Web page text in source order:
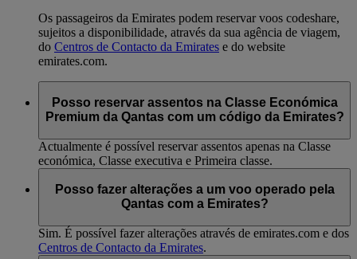
Os passageiros da Emirates podem reservar voos codeshare,
sujeitos a disponibilidade, através da sua agência de viagem,
do Centros de Contacto da Emirates e do website
emirates.com.
Posso reservar assentos na Classe Económica
Premium da Qantas com um código da Emirates?
Actualmente é possível reservar assentos apenas na Classe
económica, Classe executiva e Primeira classe.
Posso fazer alterações a um voo operado pela
Qantas com a Emirates?
Sim. É possível fazer alterações através de emirates.com e dos
Centros de Contacto da Emirates.